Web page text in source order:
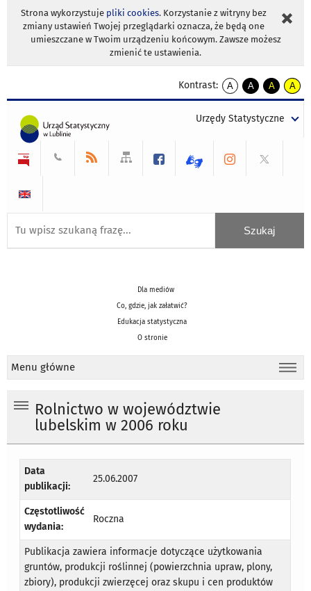
Strona wykorzystuje pliki cookies. Korzystanie z witryny bez
zmiany ustawień Twojej przeglądarki oznacza, że będą one
umieszczane w Twoim urządzeniu końcowym. Zawsze możesz
zmienić te ustawienia.
Kontrast:
A
kontrast
A
kontrast
tekst
czarnym
A
kontrast
tekst
czarnym
A
tekst
żółtym
Urzędy Statystyczne
Dla mediów
Co, gdzie, jak załatwić?
Edukacja statystyczna
O stronie
Menu główne
Rolnictwo w województwie
lubelskim w 2006 roku
Data
publikacji:
25.06.2007
Częstotliwość
wydania:
Roczna
Publikacja zawiera informacje dotyczące użytkowania
gruntów, produkcji roślinnej (powierzchnia upraw, plony,
zbiory), produkcji zwierzęcej oraz skupu i cen produktów